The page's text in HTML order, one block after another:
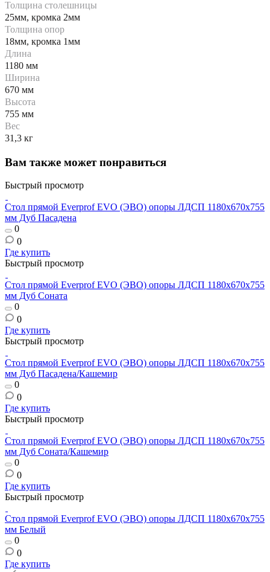
Толщина столешницы
25мм, кромка 2мм
Толщина опор
18мм, кромка 1мм
Длина
1180 мм
Ширина
670 мм
Высота
755 мм
Вес
31,3 кг
Вам также может понравиться
Быстрый просмотр
Стол прямой Everprof EVO (ЭВО) опоры ЛДСП 1180х670х755
мм Дуб Пасадена
0
0
Где купить
Быстрый просмотр
Стол прямой Everprof EVO (ЭВО) опоры ЛДСП 1180х670х755
мм Дуб Соната
0
0
Где купить
Быстрый просмотр
Стол прямой Everprof EVO (ЭВО) опоры ЛДСП 1180х670х755
мм Дуб Пасадена/Кашемир
0
0
Где купить
Быстрый просмотр
Стол прямой Everprof EVO (ЭВО) опоры ЛДСП 1180х670х755
мм Дуб Соната/Кашемир
0
0
Где купить
Быстрый просмотр
Стол прямой Everprof EVO (ЭВО) опоры ЛДСП 1180х670х755
мм Белый
0
0
Где купить